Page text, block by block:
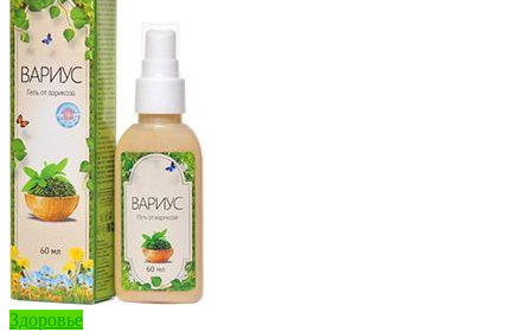
Здоровье